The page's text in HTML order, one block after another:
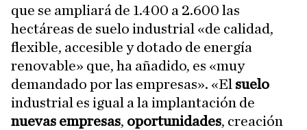
que se ampliará de 1.400 a 2.600 las
hectáreas de suelo industrial «de calidad,
flexible, accesible y dotado de energía
renovable» que, ha añadido, es «muy
demandado por las empresas». «El suelo
industrial es igual a la implantación de
nuevas empresas, oportunidades, creación